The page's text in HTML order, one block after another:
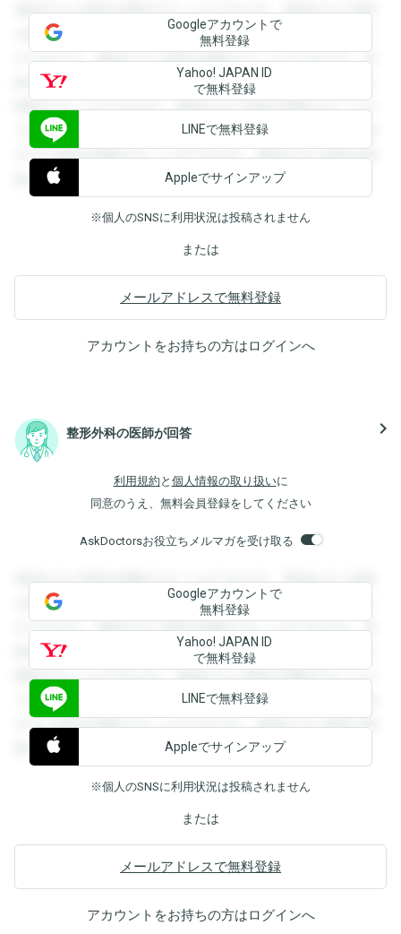
登録すると回答を閲覧することができます。登録すると回答
を閲覧することができます。登録すると回答を閲覧すること
ができます。登録すると回答を閲覧することができます。登
録すると回答を閲覧することができます。登録すると回答を
閲覧することができます。登録すると回答を閲覧することが
できます。登録すると回答を閲覧することができます。登録
すると回答を閲覧することができます。登録すると回答を閲
覧することができます。
Googleアカウントで
無料登録
Yahoo! JAPAN ID
で無料登録
LINEで無料登録
Appleでサインアップ
※個人のSNSに利用状況は投稿されません
または
メールアドレスで無料登録
アカウントをお持ちの方はログインへ
整形外科の医師が回答 navigate_next
利用規約 と 個人情報の取り扱いに
同意のうえ、無料会員登録をしてください
AskDoctorsお役立ちメルマガを受け取る
登録すると回答を閲覧することができます。登録すると回答
を閲覧することができます。登録すると回答を閲覧すること
ができます。登録すると回答を閲覧することができます。登
録すると回答を閲覧することができます。登録すると回答を
閲覧することができます。登録すると回答を閲覧することが
できます。登録すると回答を閲覧することができます。登録
すると回答を閲覧することができます。登録すると回答を閲
覧することができます。
Googleアカウントで
無料登録
Yahoo! JAPAN ID
で無料登録
LINEで無料登録
Appleでサインアップ
※個人のSNSに利用状況は投稿されません
または
メールアドレスで無料登録
アカウントをお持ちの方はログインへ